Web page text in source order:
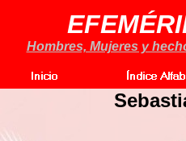
Hombres, Mujeres y